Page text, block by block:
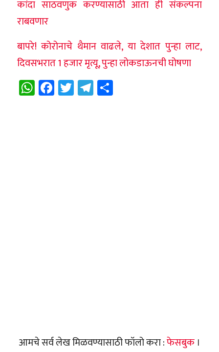
कांदा साठवणुक करण्यासाठी आता ही संकल्पना
राबवणार
बापरे! कोरोनाचे थैमान वाढले, या देशात पुन्हा लाट,
दिवसभरात 1 हजार मृत्यू, पुन्हा लोकडाऊनची घोषणा
WhatsApp
Facebook
TwitterTelegram
आमचे सर्व लेख मिळवण्यासाठी फॉलो करा :फेसबुक ।